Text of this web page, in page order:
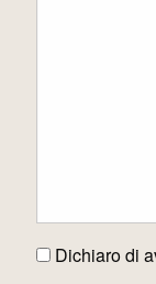
Dichiaro di